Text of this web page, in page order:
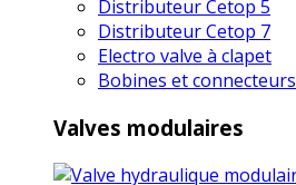
Distributeur Cetop 5
Distributeur Cetop 7
Electro valve à clapet
Bobines et connecteurs
Valves modulaires